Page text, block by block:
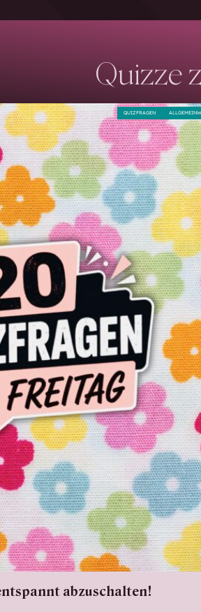
Quizze
abzuschalten!
QUIZFRAGEN